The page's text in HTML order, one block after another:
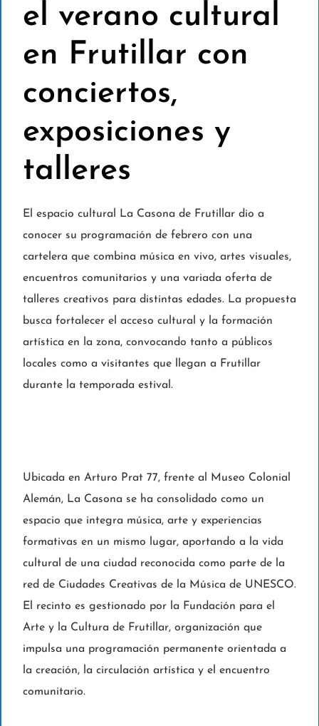
el verano cultural
en Frutillar con
conciertos,
exposiciones y
talleres
El espacio cultural La Casona de Frutillar dio a
conocer su programación de febrero con una
cartelera que combina música en vivo, artes visuales,
encuentros comunitarios y una variada oferta de
talleres creativos para distintas edades. La propuesta
busca fortalecer el acceso cultural y la formación
artística en la zona, convocando tanto a públicos
locales como a visitantes que llegan a Frutillar
durante la temporada estival.
Ubicada en Arturo Prat 77, frente al Museo Colonial
Alemán, La Casona se ha consolidado como un
espacio que integra música, arte y experiencias
formativas en un mismo lugar, aportando a la vida
cultural de una ciudad reconocida como parte de la
red de Ciudades Creativas de la Música de UNESCO.
El recinto es gestionado por la Fundación para el
Arte y la Cultura de Frutillar, organización que
impulsa una programación permanente orientada a
la creación, la circulación artística y el encuentro
comunitario.